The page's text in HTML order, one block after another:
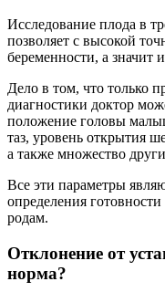
Исследование плода в
позволяет с высокой
беременности, а значит
Дело в том, что только
диагностики доктор
положение головы
таз, уровень открытия
а также множество
Все эти параметры
определения
родам.
Отклонение от
норма?